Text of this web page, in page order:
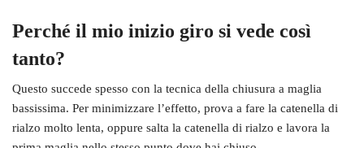
Perché il mio inizio giro si vede così
tanto?
Questo succede spesso con la tecnica della chiusura a maglia
bassissima. Per minimizzare l’effetto, prova a fare la catenella di
rialzo molto lenta, oppure salta la catenella di rialzo e lavora la